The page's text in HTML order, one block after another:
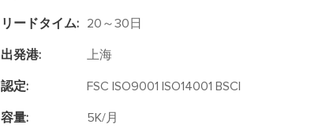
リードタイム: 20～30日
出発港: 上海
認定: FSC ISO9001 ISO14001 BSCI
容量: 5K/月